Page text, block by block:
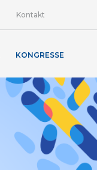
Kontakt
KONGRESSE